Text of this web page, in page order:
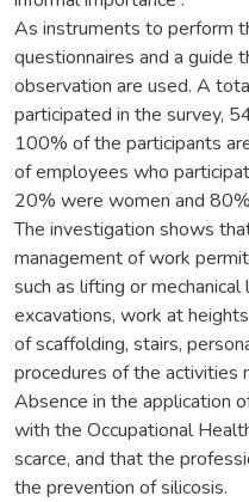
As instruments to perform
questionnaires and a guide
observation are used. A
participated in the survey,
100% of the participants
of employees who
20% were women and
The investigation shows
management of work
such as lifting or
excavations, work at
of scaffolding, stairs,
procedures of the activities
Absence in the application
with the Occupational
scarce, and that the
the prevention of silicosis.